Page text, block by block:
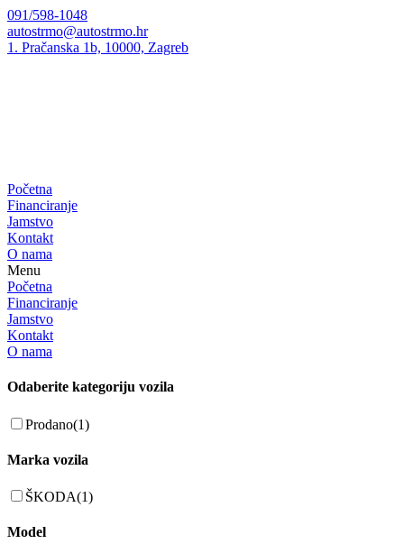
Preskoči
na
sadržaj
091/598-1048
autostrmo@autostrmo.hr
1. Pračanska 1b, 10000, Zagreb
Početna
Financiranje
Jamstvo
Kontakt
O nama
Menu
Početna
Financiranje
Jamstvo
Kontakt
O nama
Odaberite kategoriju vozila
Prodano(1)
Marka vozila
ŠKODA(1)
Model